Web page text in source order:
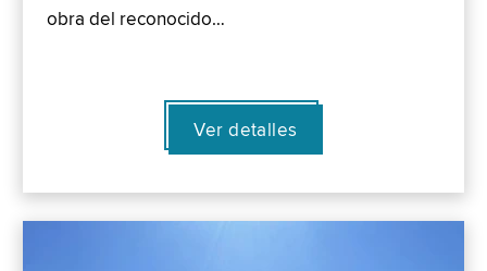
obra del reconocido…
Ver detalles